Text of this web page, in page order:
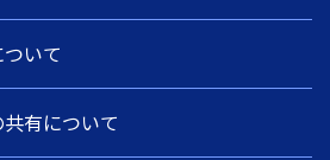
いて
有について